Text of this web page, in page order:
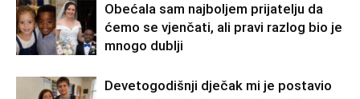
Obećala sam najboljem prijatelju da
ćemo se vjenčati, ali pravi razlog bio je
mnogo dublji
Devetogodišnji dječak mi je postavio